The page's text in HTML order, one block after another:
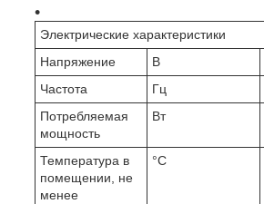
Электрические характеристики
Напряжение
В
Частота
Гц
Потребляемая
мощность
Вт
Температура в
помещении, не
менее
°C